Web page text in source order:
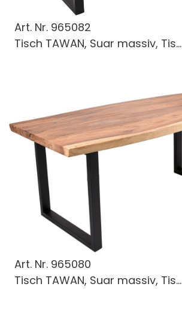
Art. Nr. 965082
Tisch TAWAN, Suar massiv, Tis...
Art. Nr. 965080
Tisch TAWAN, Suar massiv, Tis...